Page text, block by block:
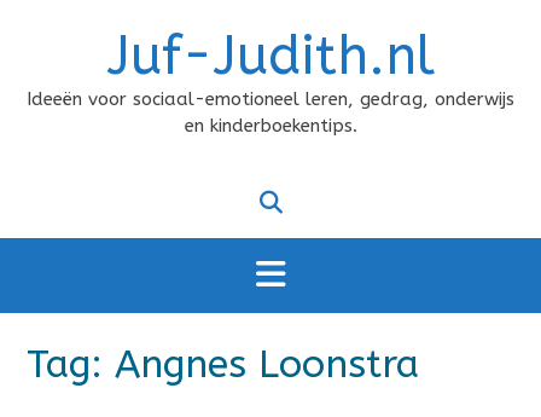
Juf-Judith.nl
Ideeën voor sociaal-emotioneel leren, gedrag, onderwijs
en kinderboekentips.
Tag: Angnes Loonstra